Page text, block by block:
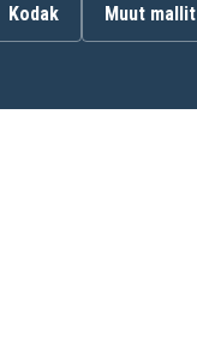
Kodak Muut mallit